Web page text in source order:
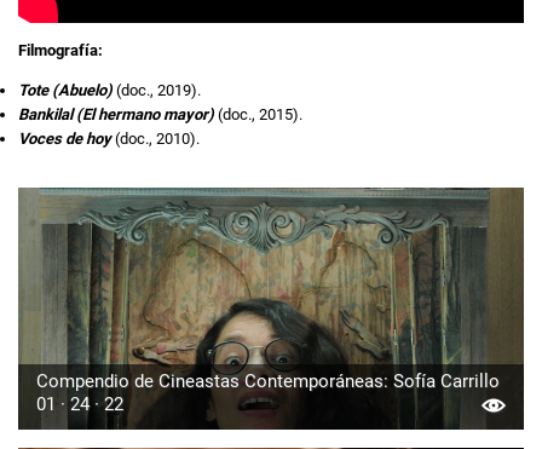
Filmografía:
Tote (Abuelo) (doc., 2019).
Bankilal (El hermano mayor) (doc., 2015).
Voces de hoy(doc., 2010).
Compendio de Cineastas Contemporáneas: Sofía Carrillo
01 · 24 · 22